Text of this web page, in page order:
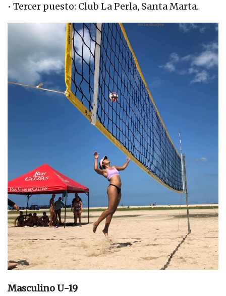
• Tercer puesto: Club La Perla, Santa Marta.
Masculino U-19